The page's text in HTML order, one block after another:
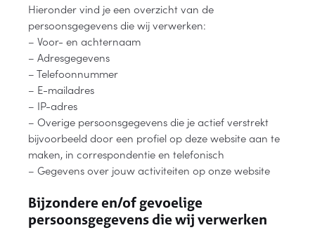
Hieronder vind je een overzicht van de
persoonsgegevens die wij verwerken:
– Voor- en achternaam
– Adresgegevens
– Telefoonnummer
– E-mailadres
– IP-adres
– Overige persoonsgegevens die je actief verstrekt
bijvoorbeeld door een profiel op deze website aan te
maken, in correspondentie en telefonisch
– Gegevens over jouw activiteiten op onze website
Bijzondere en/of gevoelige
persoonsgegevens die wij verwerken